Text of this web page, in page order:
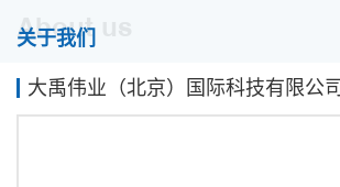
About us
关于我们
大禹伟业（北京）国际科技有限公司